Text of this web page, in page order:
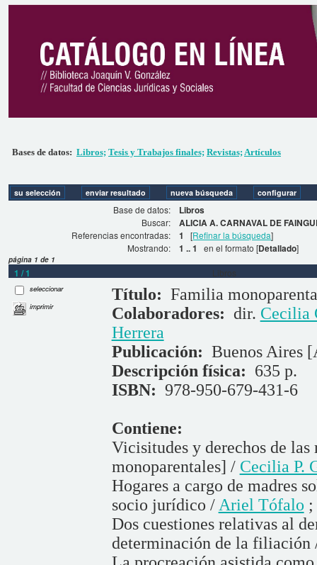
Bases de datos: Libros; Tesis y Trabajos finales; Revistas;Artículos
Base de datos: Libros
Buscar: ALICIA A. CARNAVAL DE
Referencias encontradas: 1 [Refinar la búsqueda]
Mostrando:
1 .. 1 en el formato [Detallado]
página 1 de 1
1 / 1 Libros
seleccionar
imprimir
Título: Familia
Colaboradores: dir. Cecilia
Herrera
Publicación: Buenos Aires
Descripción física: 635 p.
ISBN: 978-950-679-431-6
Contiene:
Vicisitudes y derechos de las
monoparentales] / Cecilia P.
Hogares a cargo de madres
socio jurídico / Ariel Tófalo ;
Dos cuestiones relativas al
determinación de la